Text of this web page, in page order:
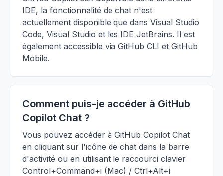
IDE, la fonctionnalité de chat n'est
actuellement disponible que dans Visual Studio
Code, Visual Studio et les IDE JetBrains. Il est
également accessible via GitHub CLI et GitHub
Mobile.
Comment puis-je accéder à GitHub
Copilot Chat ?
Vous pouvez accéder à GitHub Copilot Chat
en cliquant sur l'icône de chat dans la barre
d'activité ou en utilisant le raccourci clavier
Control+Command+i (Mac) / Ctrl+Alt+i